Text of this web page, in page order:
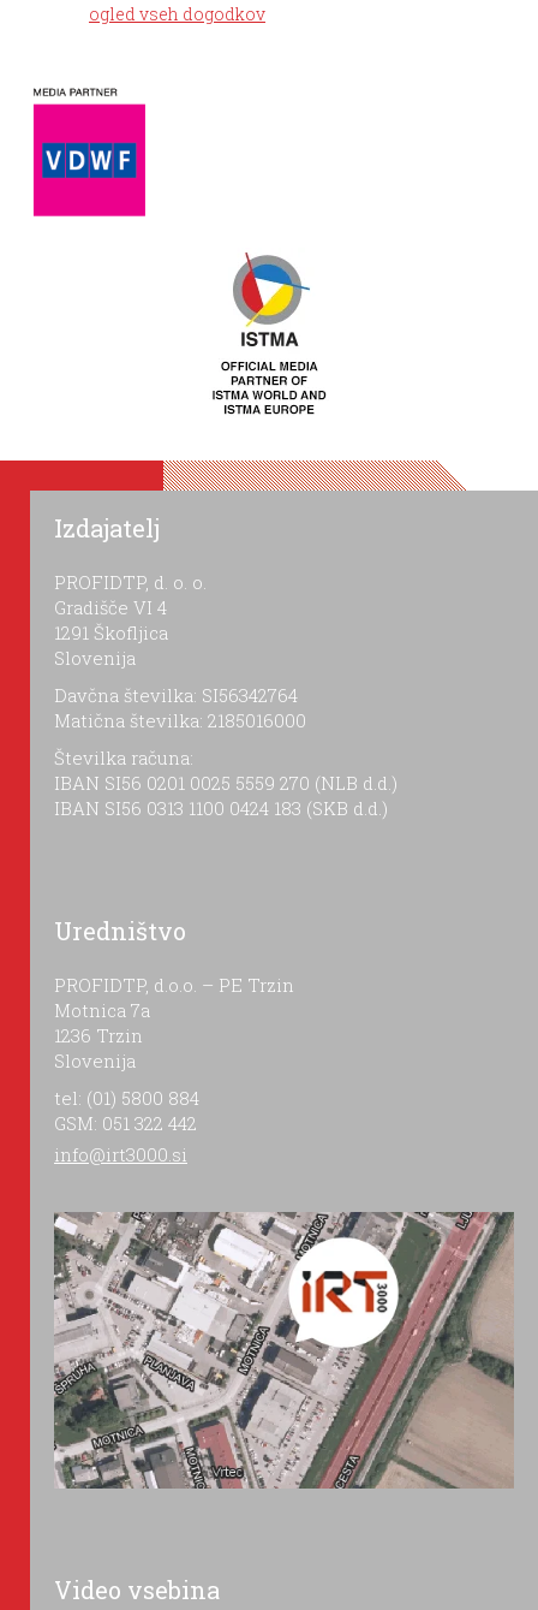
ogled vseh dogodkov
Izdajatelj
PROFIDTP, d. o. o.
Gradišče VI 4
1291 Škofljica
Slovenija
Davčna številka: SI56342764
Matična številka: 2185016000
Številka računa:
IBAN SI56 0201 0025 5559 270 (NLB d.d.)
IBAN SI56 0313 1100 0424 183 (SKB d.d.)
Uredništvo
PROFIDTP, d.o.o. – PE Trzin
Motnica 7a
1236 Trzin
Slovenija
tel: (01) 5800 884
GSM: 051 322 442
info@irt3000.si
Video vsebina